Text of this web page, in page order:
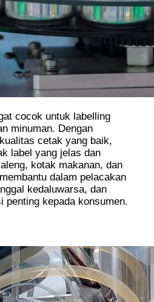
cocok untuk labelling
minuman. Dengan
cetak yang baik,
label yang jelas dan
kotak makanan, dan
dalam pelacakan
kedaluwarsa, dan
penting kepada konsumen.